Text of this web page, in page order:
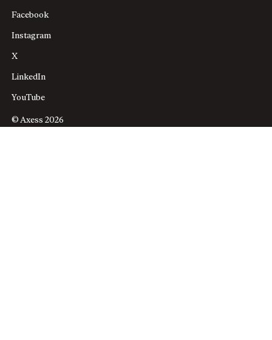
Facebook
Instagram
X
LinkedIn
YouTube
© Axess 2026